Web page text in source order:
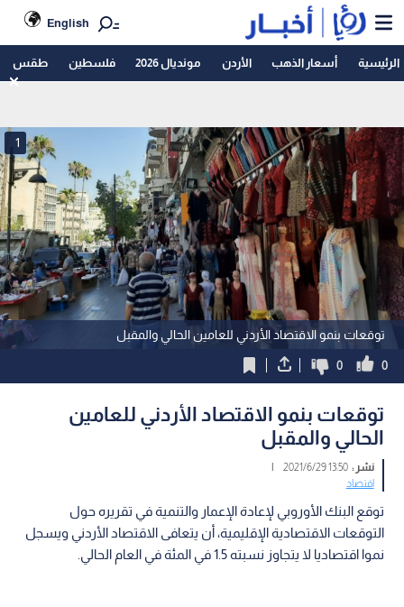
English
الرئيسية أسعار الذهب الأردن مونديال 2026 فلسطين طقس
توقعات بنمو الاقتصاد الأردني للعامين الحالي والمقبل
1
0
0
توقعات بنمو الاقتصاد الأردني للعامين
الحالي والمقبل
نشر :13:50 2021/6/29
|
اقتصاد
توقع البنك الأوروبي لإعادة الإعمار والتنمية في تقريره حول
التوقعات الاقتصادية الإقليمية، أن يتعافى الاقتصاد الأردني ويسجل
نموا اقتصاديا لا يتجاوز نسبته 1.5 في المئة في العام الحالي.